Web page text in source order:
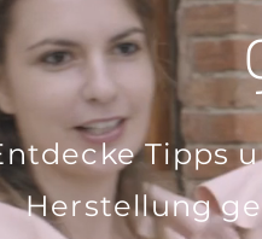
Tipps
Herstellung